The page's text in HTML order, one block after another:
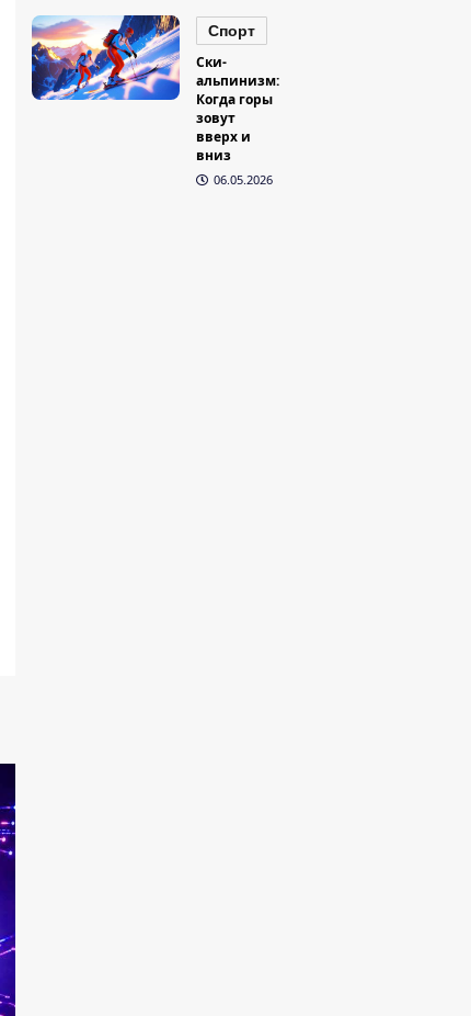
Спорт
Ски-
альпинизм:
Когда горы
зовут
вверх и
вниз
06.05.2026